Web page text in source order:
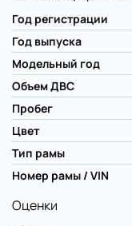
Год регистрации
Год выпуска
Модельный год
Объем ДВС
Пробег
Цвет
Тип рамы
Номер рамы / VIN
Оценки